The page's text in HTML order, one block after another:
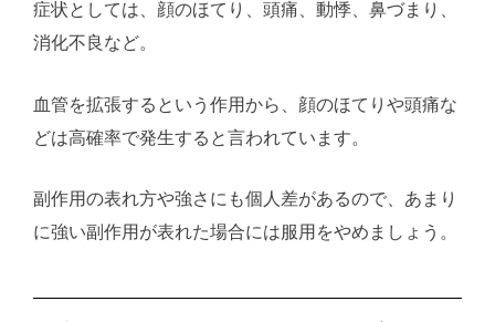
症状としては、顔のほてり、頭痛、動悸、鼻づまり、
消化不良など。
血管を拡張するという作用から、顔のほてりや頭痛な
どは高確率で発生すると言われています。
副作用の表れ方や強さにも個人差があるので、あまり
に強い副作用が表れた場合には服用をやめましょう。